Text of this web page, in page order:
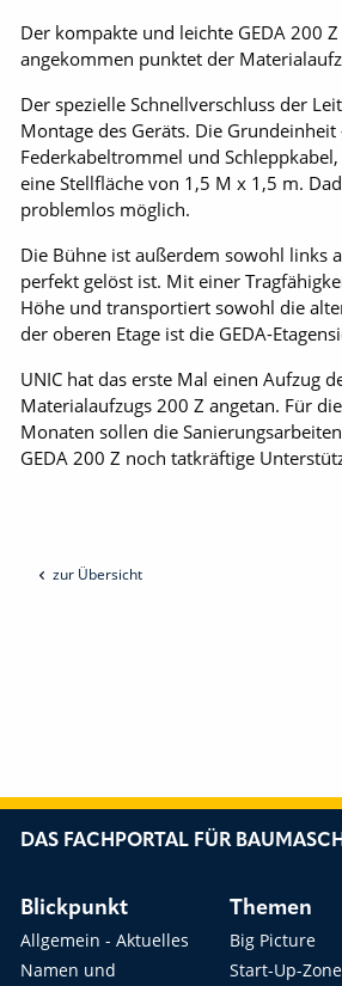
Der kompakte und leichte GEDA 200
angekommen punktet der
Der spezielle Schnellverschluss der
Montage des Geräts. Die
Federkabeltrommel und
eine Stellfläche von 1,5 M x 1,5 m.
problemlos möglich.
Die Bühne ist außerdem sowohl links
perfekt gelöst ist. Mit einer
Höhe und transportiert sowohl die
der oberen Etage ist die ­GEDA-
UNIC hat das erste Mal einen Aufzug
Materialaufzugs 200 Z angetan. Für
Monaten sollen die
GEDA 200 Z noch tatkräftige
zur Übersicht
DAS FACHPORTAL FÜR
Blickpunkt
Allgemein - Aktuelles
Namen und
Themen
Big Picture
Start-Up-Zone